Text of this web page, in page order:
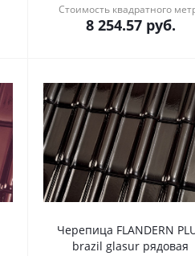
Стоимость квадратного
8 254.57руб.
Черепица FLANDERN
brazil glasur рядовая